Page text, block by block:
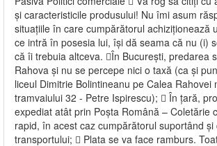
și caracteristicile produsului! Nu îmi asum
situațiile în care cumpărătorul achiziționează
ce intră în posesia lui, își dă seama că nu (i)
că îi trebuia altceva. În București, predarea
Rahova și nu se percepe nici o taxă (ca și
liceul Dimitrie Bolintineanu pe Calea Rahovei
tramvaiului 32 - Petre Ispirescu);  În țară,
expediat atât prin Poșta Română – Coletărie
rapid, în acest caz cumpărătorul suportând
transportului;  Plata se va face ramburs.